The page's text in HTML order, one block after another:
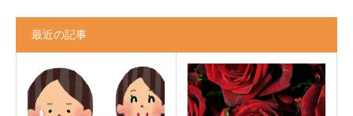
最近の記事